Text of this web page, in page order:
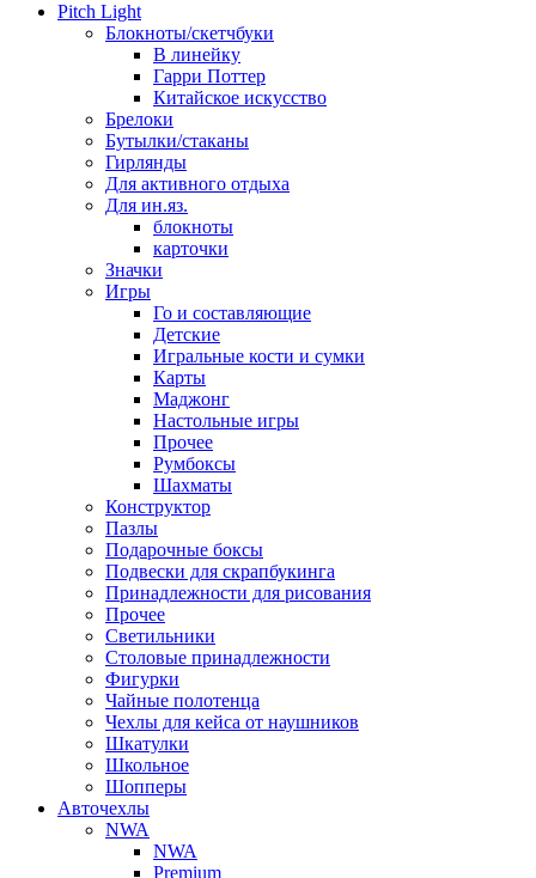
Pitch Light
Блокноты/скетчбуки
В линейку
Гарри Поттер
Китайское искусство
Брелоки
Бутылки/стаканы
Гирлянды
Для активного отдыха
Для ин.яз.
блокноты
карточки
Значки
Игры
Го и составляющие
Детские
Игральные кости и сумки
Карты
Маджонг
Настольные игры
Прочее
Румбоксы
Шахматы
Конструктор
Пазлы
Подарочные боксы
Подвески для скрапбукинга
Принадлежности для рисования
Прочее
Светильники
Столовые принадлежности
Фигурки
Чайные полотенца
Чехлы для кейса от наушников
Шкатулки
Школьное
Шопперы
Авточехлы
NWA
NWA
Premium